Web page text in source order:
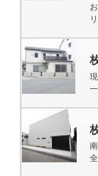
お互
リビ
一階の
全